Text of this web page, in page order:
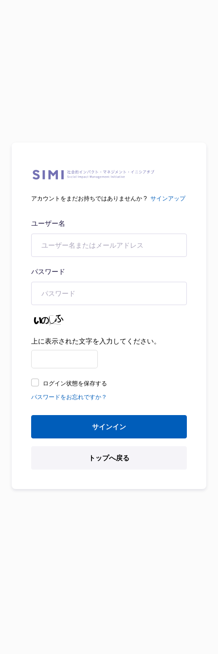
アカウントをまだお持ちではありませんか ? サインアップ
ユーザー名
パスワード
上に表示された文字を入力してください。
ログイン状態を保存する
パスワードをお忘れですか？
サインイン
トップへ戻る